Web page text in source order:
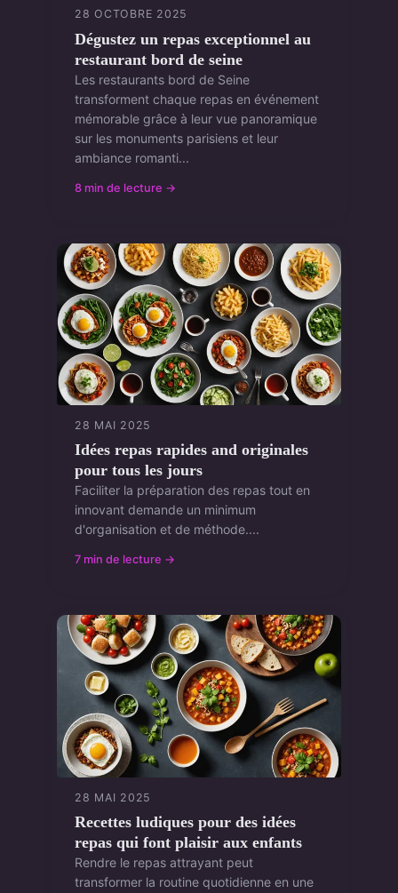
28 OCTOBRE 2025
Dégustez un repas exceptionnel au
restaurant bord de seine
Les restaurants bord de Seine
transforment chaque repas en événement
mémorable grâce à leur vue panoramique
sur les monuments parisiens et leur
ambiance romanti...
8 min de lecture →
28 MAI 2025
Idées repas rapides and originales
pour tous les jours
Faciliter la préparation des repas tout en
innovant demande un minimum
d'organisation et de méthode....
7 min de lecture →
28 MAI 2025
Recettes ludiques pour des idées
repas qui font plaisir aux enfants
Rendre le repas attrayant peut
transformer la routine quotidienne en une